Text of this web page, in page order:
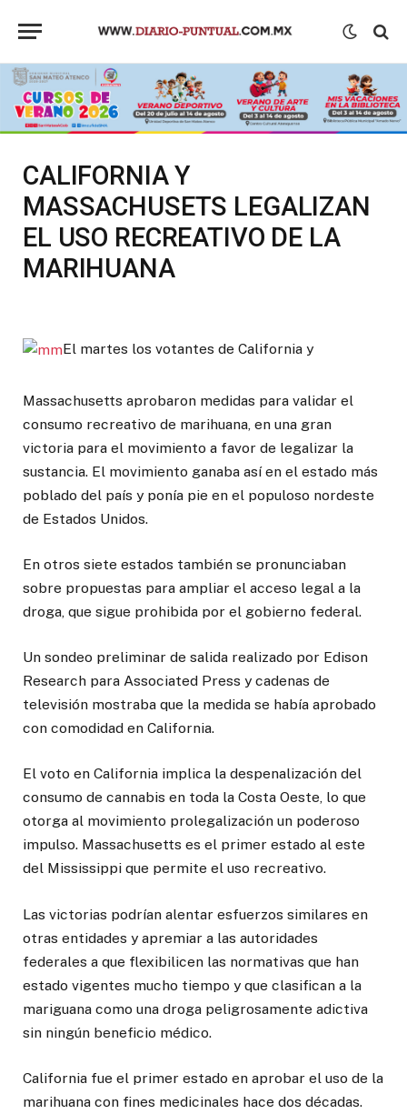
CALIFORNIA Y
MASSACHUSETS LEGALIZAN
EL USO RECREATIVO DE LA
MARIHUANA
El martes los votantes de California y
Massachusetts aprobaron medidas para validar el
consumo recreativo de marihuana, en una gran
victoria para el movimiento a favor de legalizar la
sustancia. El movimiento ganaba así en el estado más
poblado del país y ponía pie en el populoso nordeste
de Estados Unidos.
En otros siete estados también se pronunciaban
sobre propuestas para ampliar el acceso legal a la
droga, que sigue prohibida por el gobierno federal.
Un sondeo preliminar de salida realizado por Edison
Research para Associated Press y cadenas de
televisión mostraba que la medida se había aprobado
con comodidad en California.
El voto en California implica la despenalización del
consumo de cannabis en toda la Costa Oeste, lo que
otorga al movimiento prolegalización un poderoso
impulso. Massachusetts es el primer estado al este
del Mississippi que permite el uso recreativo.
Las victorias podrían alentar esfuerzos similares en
otras entidades y apremiar a las autoridades
federales a que flexibilicen las normativas que han
estado vigentes mucho tiempo y que clasifican a la
mariguana como una droga peligrosamente adictiva
sin ningún beneficio médico.
California fue el primer estado en aprobar el uso de la
marihuana con fines medicinales hace dos décadas.